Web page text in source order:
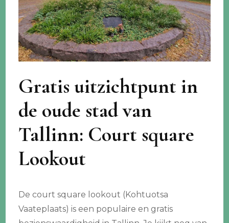
Gratis uitzichtpunt in
de oude stad van
Tallinn: Court square
Lookout
De court square lookout (Kohtuotsa
Vaateplaats) is een populaire en gratis